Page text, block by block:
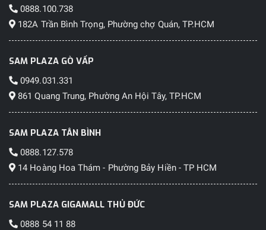
0888.100.738
182A Trần Bình Trọng, Phường chợ Quán, TP.HCM
SAM PLAZA GÒ VẤP
0949.031.331
861 Quang Trung, Phường An Hội Tây, TP.HCM
SAM PLAZA TÂN BÌNH
0888.127.578
14 Hoàng Hoa Thám - Phường Bảy Hiền - TP HCM
SAM PLAZA GIGAMALL THỦ ĐỨC
0888 54 11 88